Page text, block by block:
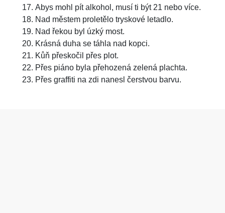
Abys mohl pít alkohol, musí ti být 21 nebo více.
Nad městem proletělo tryskové letadlo.
Nad řekou byl úzký most.
Krásná duha se táhla nad kopci.
Kůň přeskočil přes plot.
Přes piáno byla přehozená zelená plachta.
Přes graffiti na zdi nanesl čerstvou barvu.